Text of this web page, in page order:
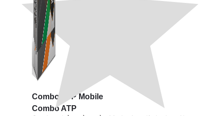
Combo ATP
Combo ATP Mobile